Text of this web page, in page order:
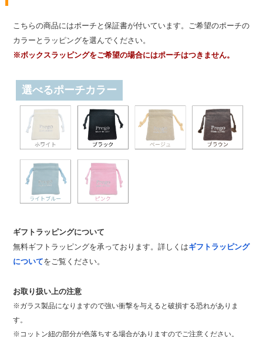
こちらの商品にはポーチと保証書が付いています。ご希望のポーチの
カラーとラッピングを選んでください。
※ボックスラッピングをご希望の場合にはポーチはつきません。
選べるポーチカラー
ギフトラッピングについて
無料ギフトラッピングを承っております。詳しくはギフトラッピング
についてをご覧ください。
お取り扱い上の注意
※ガラス製品になりますので強い衝撃を与えると破損する恐れがありま
す。
※コットン紐の部分が色落ちする場合がありますのでご注意ください。